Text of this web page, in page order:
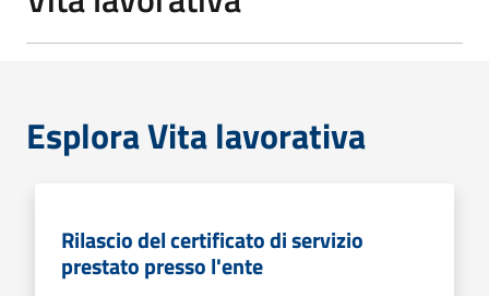
Esplora Vita lavorativa
Rilascio del certificato di servizio
prestato presso l'ente